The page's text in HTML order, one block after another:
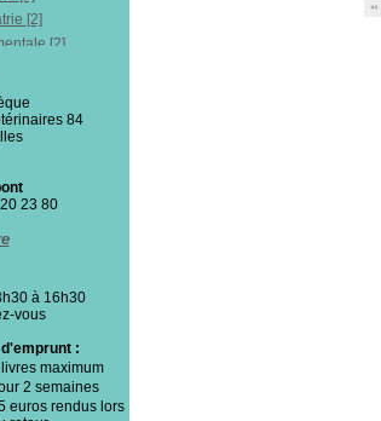
[2]
[2]
[2]84
23 80
à 16h30
vous
:
maximum
2 semaines
euros rendus lors